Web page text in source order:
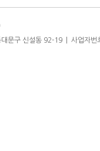
대문구 신설동 92-19 | 사